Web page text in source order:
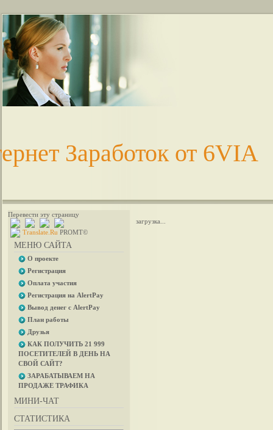
Заработок от 6VIA
Перевести эту страницу
Translate.Ru PROMT©
МЕНЮ САЙТА
О проекте
Регистрация
Оплата участия
Регистрация на AlertPay
Вывод денег с AlertPay
План работы
Друзья
КАК ПОЛУЧИТЬ 21 999
ПОСЕТИТЕЛЕЙ В ДЕНЬ НА
СВОЙ САЙТ?
ЗАРАБАТЫВАЕМ НА
ПРОДАЖЕ ТРАФИКА
МИНИ-ЧАТ
СТАТИСТИКА
загрузка...